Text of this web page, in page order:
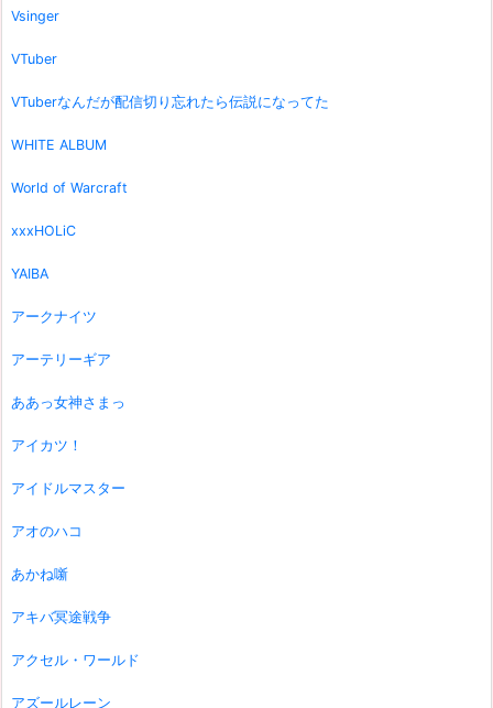
Vsinger
VTuber
VTuberなんだが配信切り忘れたら伝説になってた
WHITE ALBUM
World of Warcraft
xxxHOLiC
YAIBA
アークナイツ
アーテリーギア
ああっ女神さまっ
アイカツ！
アイドルマスター
アオのハコ
あかね噺
アキバ冥途戦争
アクセル・ワールド
アズールレーン